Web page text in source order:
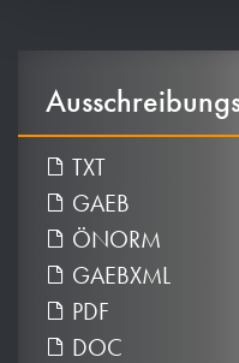
TXT
GAEB
ÖNORM
GAEBXML
PDF
DOC